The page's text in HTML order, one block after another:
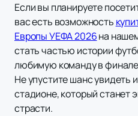
Если вы планируете
вас есть возможность
Европы УЕФА 2026на
стать частью истории
любимую команду в
Не упустите шанс увидеть
стадионе, который станет
страсти.